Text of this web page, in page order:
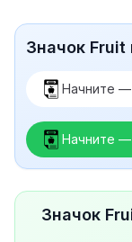
Значок Fruit
Начните —
Начните —
Значок